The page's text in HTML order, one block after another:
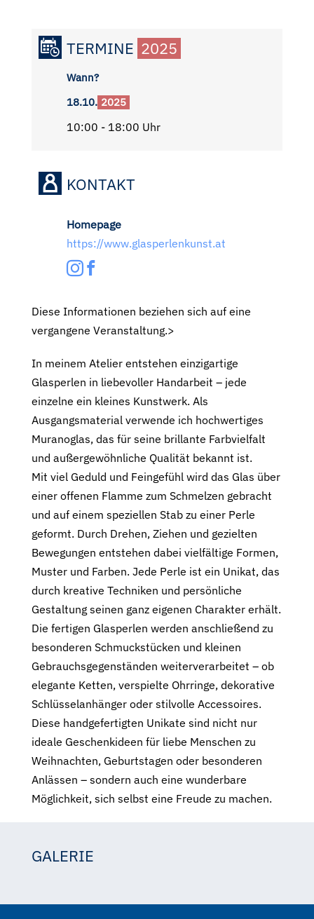
TERMINE 2025
Wann?
18.10. 2025
10:00 - 18:00 Uhr
KONTAKT
Homepage
https://www.glasperlenkunst.at
Diese Informationen beziehen sich auf eine
vergangene Veranstaltung.>
In meinem Atelier entstehen einzigartige
Glasperlen in liebevoller Handarbeit – jede
einzelne ein kleines Kunstwerk. Als
Ausgangsmaterial verwende ich hochwertiges
Muranoglas, das für seine brillante Farbvielfalt
und außergewöhnliche Qualität bekannt ist.
Mit viel Geduld und Feingefühl wird das Glas über
einer offenen Flamme zum Schmelzen gebracht
und auf einem speziellen Stab zu einer Perle
geformt. Durch Drehen, Ziehen und gezielten
Bewegungen entstehen dabei vielfältige Formen,
Muster und Farben. Jede Perle ist ein Unikat, das
durch kreative Techniken und persönliche
Gestaltung seinen ganz eigenen Charakter erhält.
Die fertigen Glasperlen werden anschließend zu
besonderen Schmuckstücken und kleinen
Gebrauchsgegenständen weiterverarbeitet – ob
elegante Ketten, verspielte Ohrringe, dekorative
Schlüsselanhänger oder stilvolle Accessoires.
Diese handgefertigten Unikate sind nicht nur
ideale Geschenkideen für liebe Menschen zu
Weihnachten, Geburtstagen oder besonderen
Anlässen – sondern auch eine wunderbare
Möglichkeit, sich selbst eine Freude zu machen.
GALERIE